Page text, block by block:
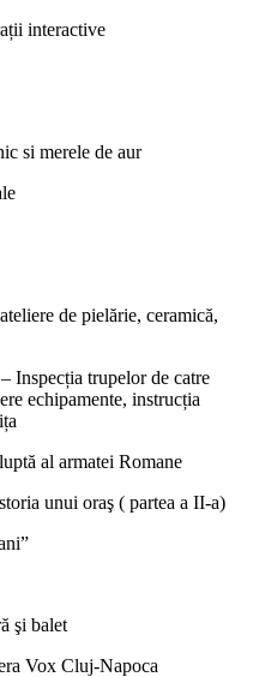
interactive
si merele de aur
de pielărie, ceramică,
Inspecția trupelor de catre
echipamente, instrucția
al armatei Romane
unui oraş ( partea a II-a)
şi balet
Vox Cluj-Napoca